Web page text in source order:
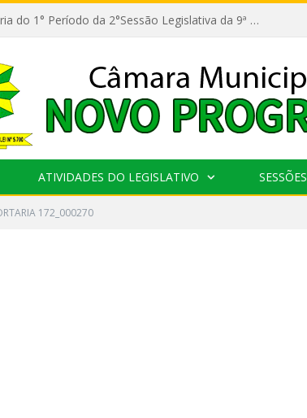
11ª Reunião Ordinária do 1° Período da 2°Sessão Legislativa da 9ª Legislatura do Poder Legislativo
ATIVIDADES DO LEGISLATIVO SESSÕES
172_000270